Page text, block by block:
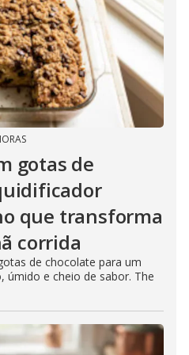
gotas de
que transforma
corrida
de chocolate para um
e cheio de sabor. The